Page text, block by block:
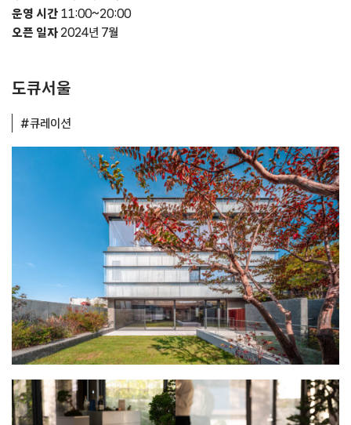
운영 시간 11:00~20:00
오픈 일자 2024년 7월
도큐서울
#큐레이션